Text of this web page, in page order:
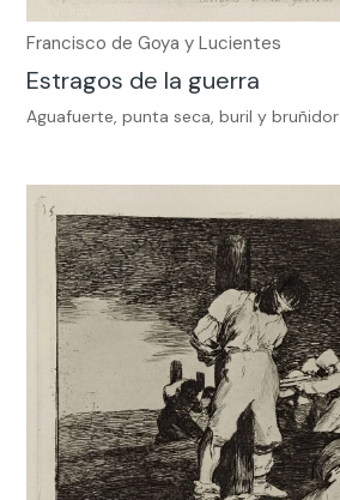
Francisco de Goya y Lucientes
Estragos de la guerra
Aguafuerte, punta seca, buril y bruñidor